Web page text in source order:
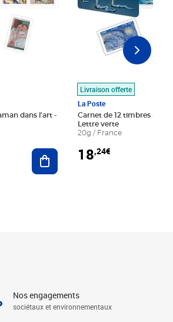
dans l'art -
Ajouter au panier
Livraison offerte
La Poste
Carnet de 12 timbres - Le
Lettre verte
20g / France
18,24€
Nos engagements
sociétaux et environnementaux